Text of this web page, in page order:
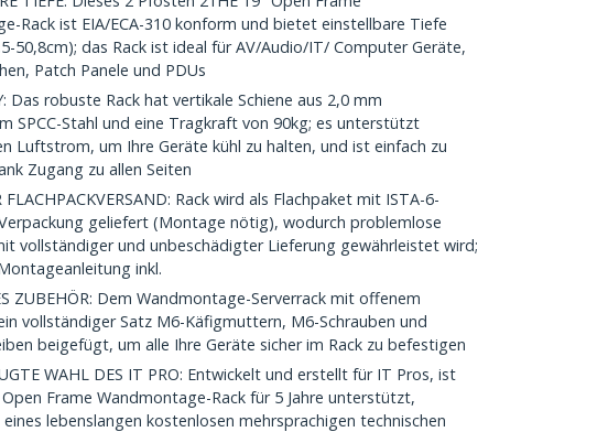
Rack ist EIA/ECA-310 konform und bietet einstellbare Tiefe
50,8cm); das Rack ist ideal für AV/Audio/IT/ Computer Geräte,
Patch Panele und PDUs
Das robuste Rack hat vertikale Schiene aus 2,0 mm
SPCC-Stahl und eine Tragkraft von 90kg; es unterstützt
Luftstrom, um Ihre Geräte kühl zu halten, und ist einfach zu
Zugang zu allen Seiten
FLACHPACKVERSAND: Rack wird als Flachpaket mit ISTA-6-
geliefert (Montage nötig), wodurch problemlose
vollständiger und unbeschädigter Lieferung gewährleistet wird;
inkl.
ZUBEHÖR: Dem Wandmontage-Serverrack mit offenem
vollständiger Satz M6-Käfigmuttern, M6-Schrauben und
beigefügt, um alle Ihre Geräte sicher im Rack zu befestigen
WAHL DES IT PRO: Entwickelt und erstellt für IT Pros, ist
Frame Wandmontage-Rack für 5 Jahre unterstützt,
eines lebenslangen kostenlosen mehrsprachigen technischen